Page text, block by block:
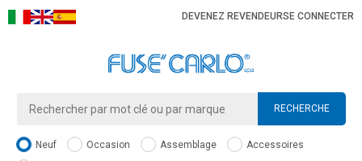
DEVENEZ REVENDEURSE CONNECTER
RECHERCHE
Neuf Occasion Assemblage
Accessoires